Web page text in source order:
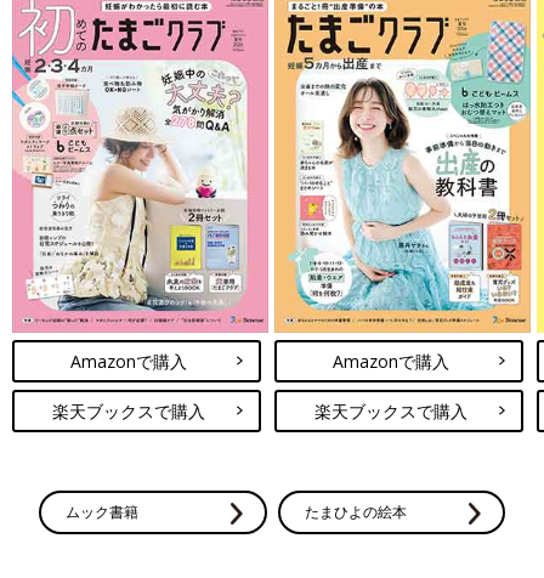
Amazonで購入
楽天ブックスで購入
Amazonで購入
楽天ブックスで購入
ムック書籍 たまひよの絵本